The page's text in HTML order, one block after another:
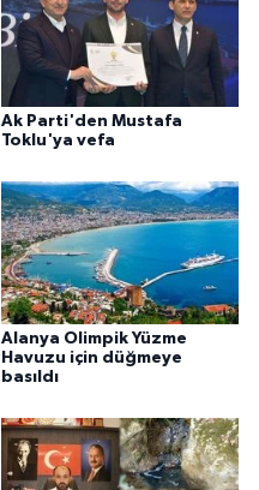
Ak Parti'den Mustafa
Toklu'ya vefa
Alanya Olimpik Yüzme
Havuzu için düğmeye
basıldı